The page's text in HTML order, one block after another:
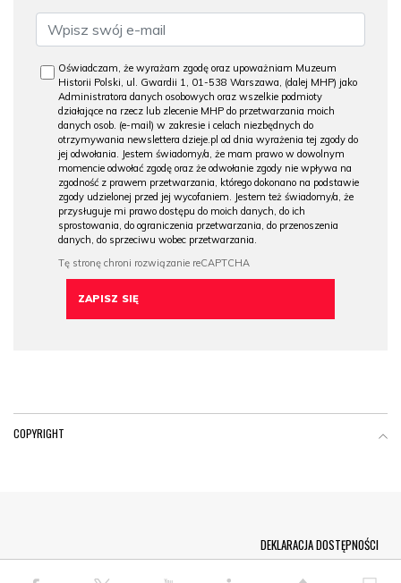
Oświadczam, że wyrażam zgodę oraz upoważniam Muzeum
Historii Polski, ul. Gwardii 1, 01-538 Warszawa, (dalej MHP) jako
Administratora danych osobowych oraz wszelkie podmioty
działające na rzecz lub zlecenie MHP do przetwarzania moich
danych osob. (e-mail) w zakresie i celach niezbędnych do
otrzymywania newslettera dzieje.pl od dnia wyrażenia tej zgody do
jej odwołania. Jestem świadomy/a, że mam prawo w dowolnym
momencie odwołać zgodę oraz że odwołanie zgody nie wpływa na
zgodność z prawem przetwarzania, którego dokonano na podstawie
zgody udzielonej przed jej wycofaniem. Jestem też świadomy/a, że
przysługuje mi prawo dostępu do moich danych, do ich
sprostowania, do ograniczenia przetwarzania, do przenoszenia
danych, do sprzeciwu wobec przetwarzania.
COPYRIGHT
DEKLARACJA DOSTĘPNOŚCI